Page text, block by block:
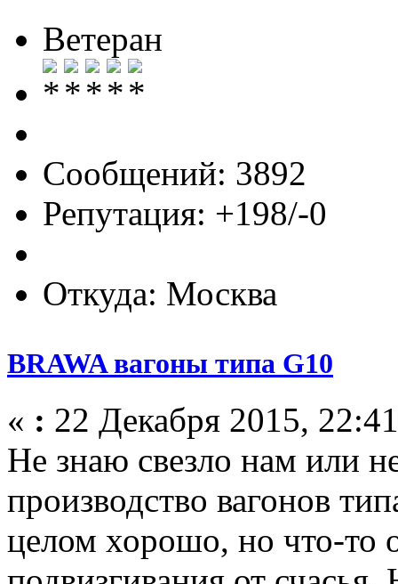
Ветеран
Сообщений: 3892
Репутация: +198/-0
Откуда: Москва
BRAWA вагоны типа G10
« : 22 Декабря 2015,
Не знаю свезло нам или
производство вагонов
целом хорошо, но что-то